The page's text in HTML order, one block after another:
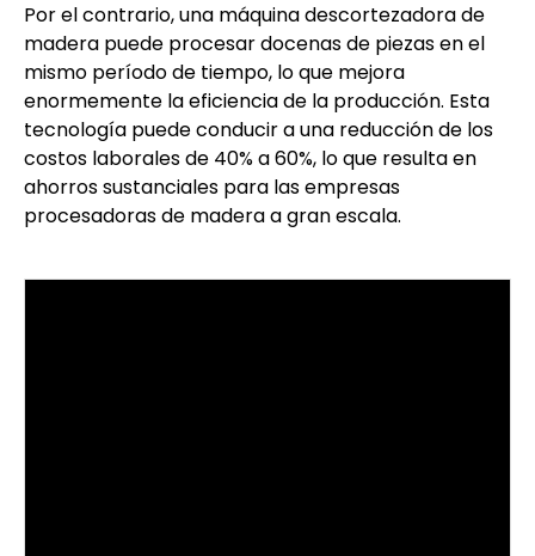
Por el contrario, una máquina descortezadora de
madera puede procesar docenas de piezas en el
mismo período de tiempo, lo que mejora
enormemente la eficiencia de la producción. Esta
tecnología puede conducir a una reducción de los
costos laborales de 40% a 60%, lo que resulta en
ahorros sustanciales para las empresas
procesadoras de madera a gran escala.